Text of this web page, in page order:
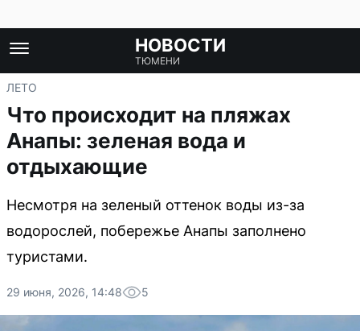
НОВОСТИ
ТЮМЕНИ
ЛЕТО
Что происходит на пляжах
Анапы: зеленая вода и
отдыхающие
Несмотря на зеленый оттенок воды из-за
водорослей, побережье Анапы заполнено
туристами.
29 июня, 2026, 14:48 5